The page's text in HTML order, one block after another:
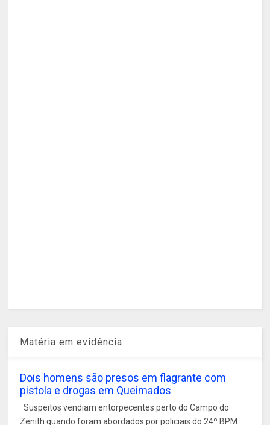
Matéria em evidência
Dois homens são presos em flagrante com
pistola e drogas em Queimados
Suspeitos vendiam entorpecentes perto do Campo do
Zenith quando foram abordados por policiais do 24º BPM